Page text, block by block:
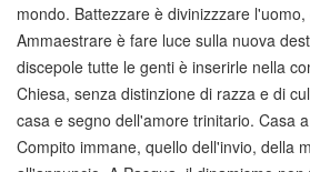
mondo. Battezzare è divinizzzare
Ammaestrare è fare luce sulla nuova
discepole tutte le genti è inserirle nella
Chiesa, senza distinzione di razza e di
casa e segno dell'amore trinitario. Casa
Compito immane, quello dell'invio, della